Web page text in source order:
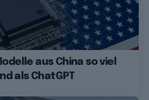
aus China so viel
als ChatGPT